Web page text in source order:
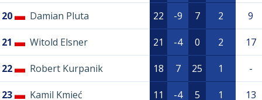
20 Damian Pluta 22 -9 7 2 9
21 Witold Elsner 21 -4 0 2 17
22 Robert Kurpanik 18 7 25 1 -
23 Kamil Kmieć 11 -4 5 1 13